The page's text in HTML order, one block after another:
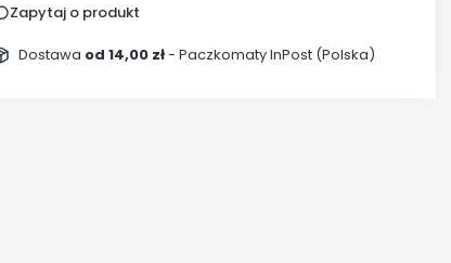
Zapytaj o produkt
Dostawa od 14,00 zł- Paczkomaty InPost (Polska)